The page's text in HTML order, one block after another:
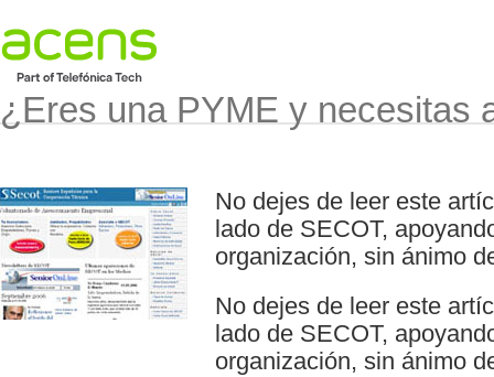
¿Eres una PYME y necesitas
No dejes de leer este
lado de SECOT,
organización, sin ánimo
No dejes de leer este
lado de SECOT,
organización, sin ánimo